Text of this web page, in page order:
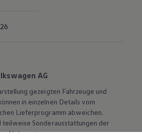
AG
gezeigten Fahrzeuge und
in einzelnen Details vom
Lieferprogramm abweichen.
teilweise Sonderausstattungen der
Mehrpreis.